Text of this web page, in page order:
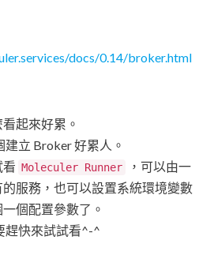
docs/0.14/broker.html
起來好累。
立 Broker 好累人。
看 Moleculer Runner
，可以由一
服務，也可以設置系統環境變數
個配置參數了。
趕快來試試看^-^